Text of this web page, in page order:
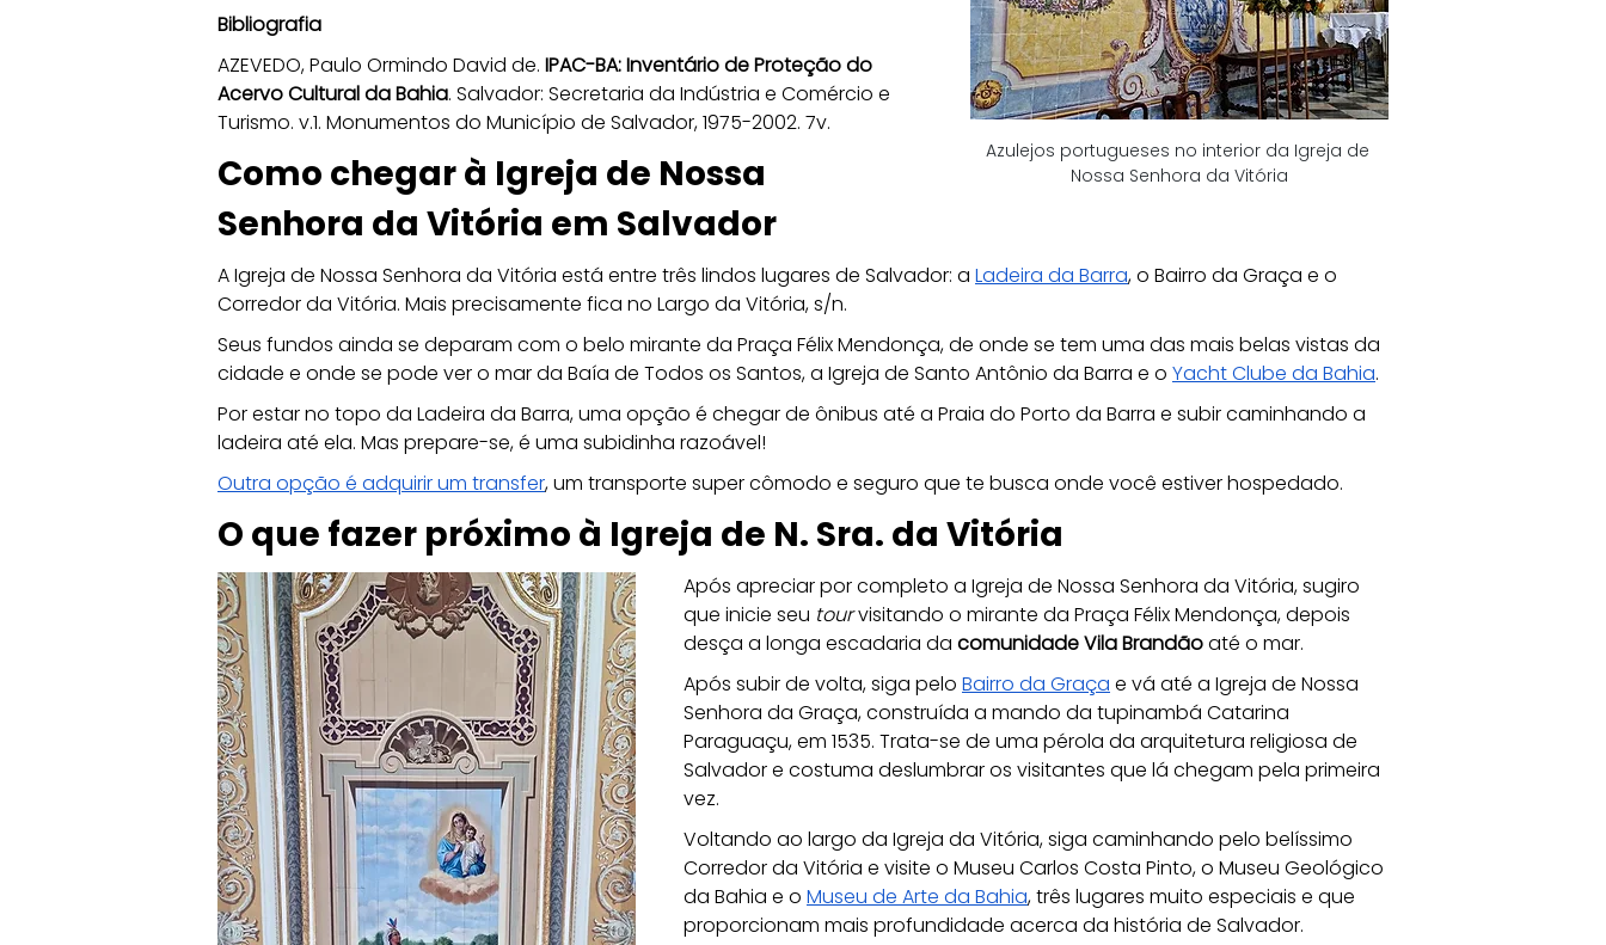
Azulejos portugueses no interior da Igreja de
Nossa Senhora da Vitória
Bibliografia
AZEVEDO, Paulo Ormindo David de. IPAC-BA: Inventário de Proteção do
Acervo Cultural da Bahia. Salvador: Secretaria da Indústria e Comércio e
Turismo. v.1. Monumentos do Município de Salvador, 1975-2002. 7v.
Como chegar à Igreja de Nossa
Senhora da Vitória em Salvador
A Igreja de Nossa Senhora da Vitória está entre três lindos lugares de Salvador: a Ladeira da Barra, o Bairro da Graça e o
Corredor da Vitória. Mais precisamente fica no Largo da Vitória, s/n.
Seus fundos ainda se deparam com o belo mirante da Praça Félix Mendonça, de onde se tem uma das mais belas vistas da
cidade e onde se pode ver o mar da Baía de Todos os Santos, a Igreja de Santo Antônio da Barra e o Yacht Clube da Bahia.
Por estar no topo da Ladeira da Barra, uma opção é chegar de ônibus até a Praia do Porto da Barra e subir caminhando a
ladeira até ela. Mas prepare-se, é uma subidinha razoável!
Outra opção é adquirir um transfer, um transporte super cômodo e seguro que te busca onde você estiver hospedado.
O que fazer próximo à Igreja de N. Sra. da Vitória
Após apreciar por completo a Igreja de Nossa Senhora da Vitória, sugiro
que inicie seu tour visitando o mirante da Praça Félix Mendonça, depois
desça a longa escadaria da comunidade Vila Brandão até o mar.
Após subir de volta, siga pelo Bairro da Graça e vá até a Igreja de Nossa
Senhora da Graça, construída a mando da tupinambá Catarina
Paraguaçu, em 1535. Trata-se de uma pérola da arquitetura religiosa de
Salvador e costuma deslumbrar os visitantes que lá chegam pela primeira
vez.
Voltando ao largo da Igreja da Vitória, siga caminhando pelo belíssimo
Corredor da Vitória e visite o Museu Carlos Costa Pinto, o Museu Geológico
da Bahia e o Museu de Arte da Bahia, três lugares muito especiais e que
proporcionam mais profundidade acerca da história de Salvador.